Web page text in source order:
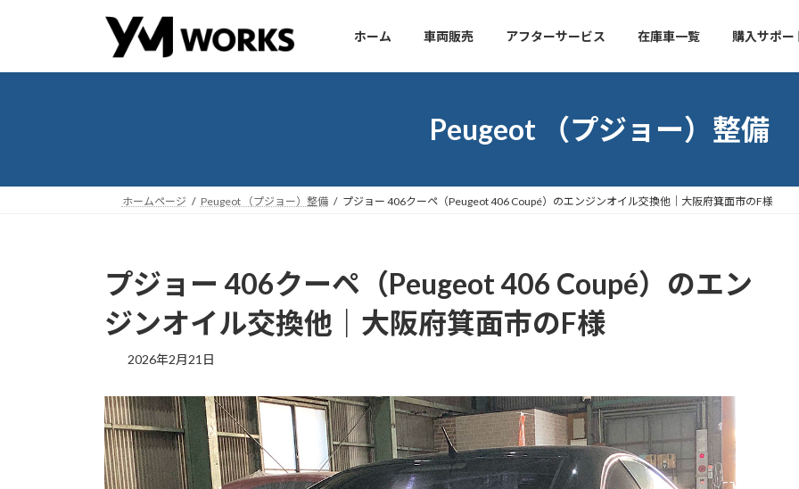
ン
ー
ホーム 車両販売 アフターサービス 在庫車一覧 購入サポー
Peugeot （プジョー）整備
ホームページ Peugeot （プジョー）整備 プジョー 406クーペ（Peugeot 406 Coupé）のエンジンオイル交換他｜大阪府箕面市のF様
プジョー 406クーペ（Peugeot 406 Coupé）のエン
ジンオイル交換他｜大阪府箕面市のF様
2026年2月21日